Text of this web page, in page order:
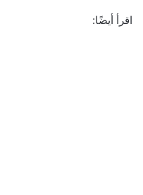
اقرأ أيضًا: